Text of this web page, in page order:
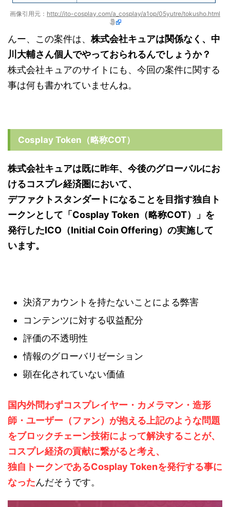
画像引用元： http://ito-cosplay.com/a_cosplay/a1op/05yutre/tokusho.html
んー、この案件は、株式会社キュアは関係なく、中
川大輔さん個人でやっておられるんでしょうか？
株式会社キュアのサイトにも、今回の案件に関する
事は何も書かれていませんね。
Cosplay Token（略称COT）
株式会社キュアは既に昨年、今後のグローバルにお
けるコスプレ経済圏において、
デファクトスタンダートになることを目指す独自ト
ークンとして「Cosplay Token（略称COT）」を
発行したICO（Initial Coin Offering）の実施して
います。
決済アカウントを持たないことによる弊害
コンテンツに対する収益配分
評価の不透明性
情報のグローバリゼーション
顕在化されていない価値
国内外問わずコスプレイヤー・カメラマン・造形
師・ユーザー（ファン）が抱える上記のような問題
をブロックチェーン技術によって解決することが、
コスプレ経済の貢献に繋がると考え、
独自トークンであるCosplay Tokenを発行する事に
なったんだそうです。